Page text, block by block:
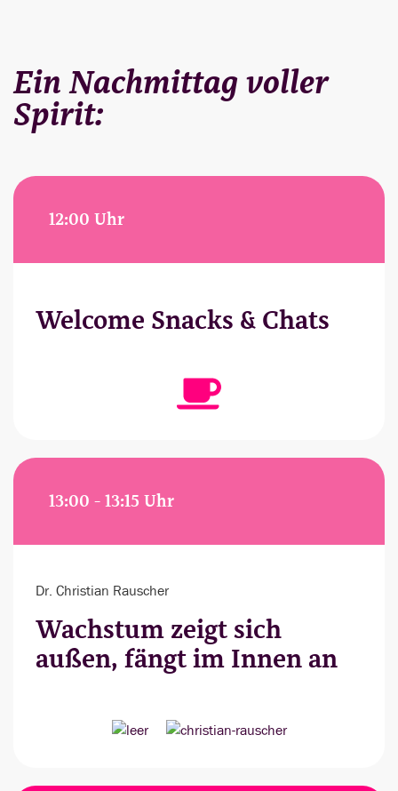
Ein Nachmittag voller
Spirit:
12:00 Uhr
Welcome Snacks & Chats
13:00 - 13:15 Uhr
Dr. Christian Rauscher
Wachstum zeigt sich
außen, fängt im Innen an